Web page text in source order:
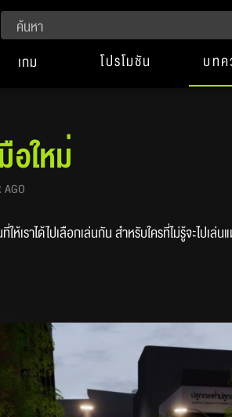
ค้นหา
เกม โปรโมชัน บทค
ใหม่
ราได้ไปเลือกเล่นกัน สำหรับใครที่ไม่รู้จะไปเ